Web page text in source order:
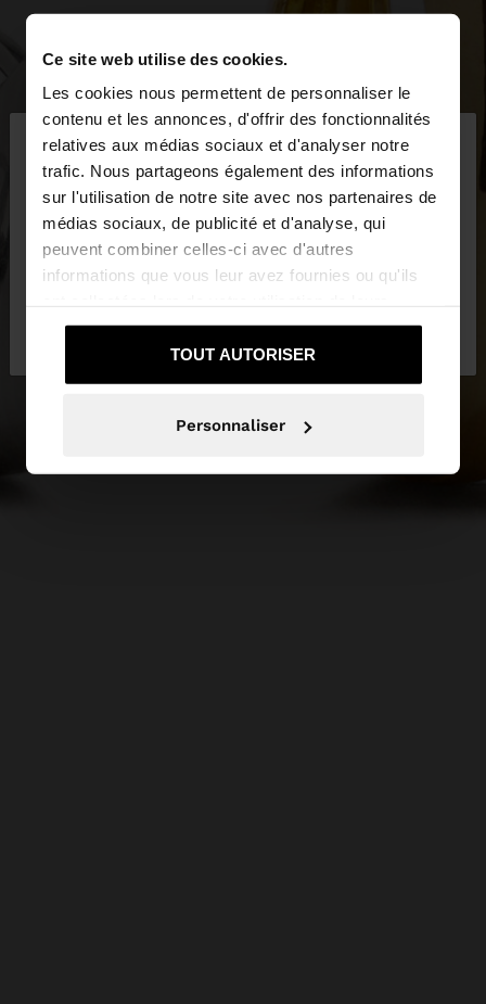
Ce site web utilise des cookies.
Les cookies nous permettent de personnaliser le
contenu et les annonces, d'offrir des fonctionnalités
relatives aux médias sociaux et d'analyser notre
trafic. Nous partageons également des informations
sur l'utilisation de notre site avec nos partenaires de
médias sociaux, de publicité et d'analyse, qui
peuvent combiner celles-ci avec d'autres
informations que vous leur avez fournies ou qu'ils
services.
TOUT AUTORISER
Personnaliser
bonjour ×
Vous accédez au site depuis France. Voulez-vous
parcourir notre site au United States?